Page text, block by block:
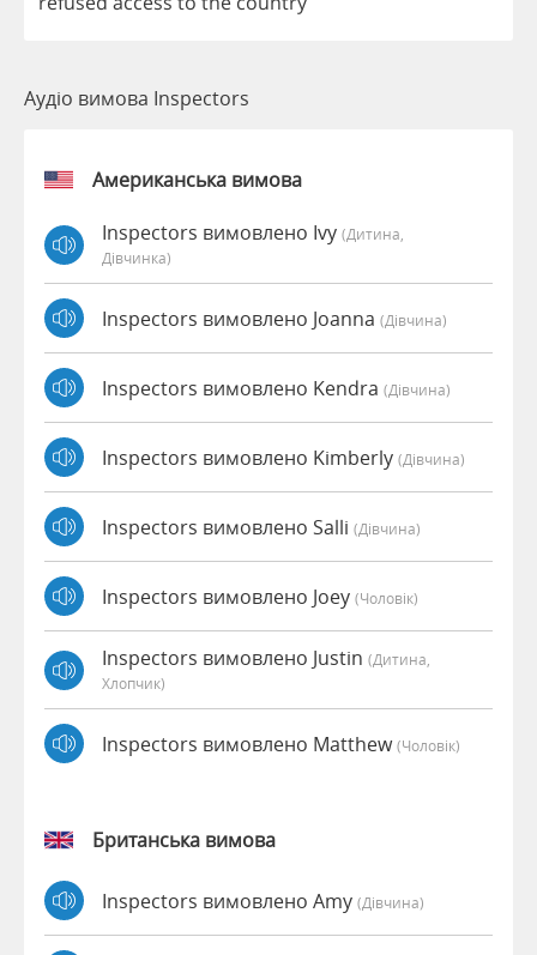
Аудіо вимова Inspectors
Американська вимова
Inspectors вимовлено Ivy (дитина,
Дівчинка)
Inspectors вимовлено Joanna (дівчина)
Inspectors вимовлено Kendra (дівчина)
Inspectors вимовлено Kimberly (дівчина)
Inspectors вимовлено Salli (дівчина)
Inspectors вимовлено Joey (чоловік)
Inspectors вимовлено Justin (дитина,
Хлопчик)
Inspectors вимовлено Matthew(чоловік)
Британська вимова
Inspectors вимовлено Amy (дівчина)